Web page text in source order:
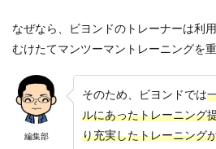
なぜなら、ビヨンドのトレーナーは利
むけたてマンツーマントレーニングを
編集部
そのため、ビヨンドでは
ルにあったトレーニング
り充実したトレーニング